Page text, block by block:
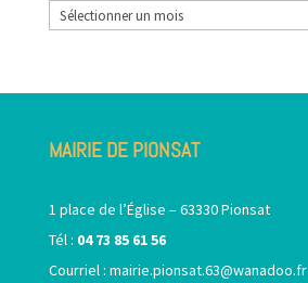
Archives
MAIRIE DE PIONSAT
1 place de l’Église – 63330 Pionsat
Tél : 04 73 85 61 56
Courriel : mairie.pionsat.63@wanadoo.fr